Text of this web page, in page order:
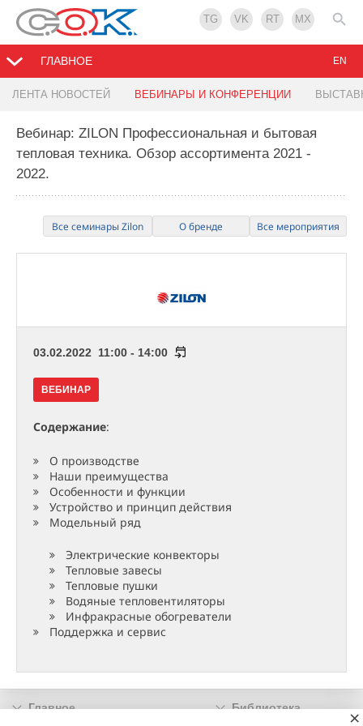
TG VK RT MX
ГЛАВНОЕ
ЛЕНТА НОВОСТЕЙ ВЕБИНАРЫ И КОНФЕРЕНЦИИ
EN
Вебинар: ZILON Профессиональная и бытовая
тепловая техника. Обзор ассортимента 2021 -
2022.
Все семинары Zilon О бренде Все мероприятия
03.02.2022 11:00 - 14:00
ВЕБИНАР
Содержание:
О производстве
Наши преимущества
Особенности и функции
Устройство и принцип действия
Модельный ряд
Электрические конвекторы
Тепловые завесы
Тепловые пушки
Водяные тепловентиляторы
Инфракрасные обогреватели
Поддержка и сервис
Главное
Библиотека
×